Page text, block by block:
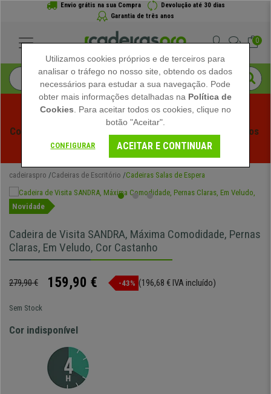
Envio grátis na sua Compra
Devolução até 30 dias
Garantia de três anos
0
Começam os Saldos de Verão em Cadeiraspro! Descontos
Exclusivos por Tempo Limitado - Ver Promoção
cadeiraspro Cadeiras de Escritório Cadeiras Salas de Espera
Novidade
Cadeira de Visita SANDRA, Máxima Comodidade, Pernas
Claras, Em Veludo, Cor Castanho
279,90 € 159,90 € -43% (196,68 € IVA incluído)
Sem Stock
Cor indisponível
Utilizamos cookies próprios e de terceiros para
analisar o tráfego no nosso site, obtendo os dados
necessários para estudar a sua navegação. Pode
obter mais informações detalhadas na Política de
Cookies . Para aceitar todos os cookies, clique no
botão "Aceitar".
CONFIGURAR ACEITAR E CONTINUAR